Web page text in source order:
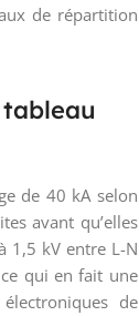
de répartition
de 40 kA selon
avant qu’elles
1,5 kV entre L-N
qui en fait une
de